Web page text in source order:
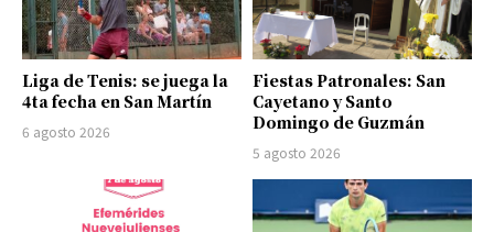
Liga de Tenis: se juega la
4ta fecha en San Martín
6 agosto 2026
Fiestas Patronales: San
Cayetano y Santo
Domingo de Guzmán
5 agosto 2026